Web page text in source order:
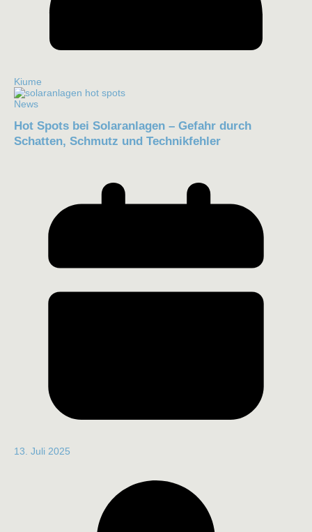
Kiume
News
Hot Spots bei Solaranlagen – Gefahr durch
Schatten, Schmutz und Technikfehler
13. Juli 2025